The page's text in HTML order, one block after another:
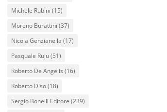
Michele Rubini (15)
Moreno Burattini (37)
Nicola Genzianella (17)
Pasquale Ruju(51)
Roberto De Angelis (16)
Roberto Diso(18)
Sergio Bonelli Editore (239)